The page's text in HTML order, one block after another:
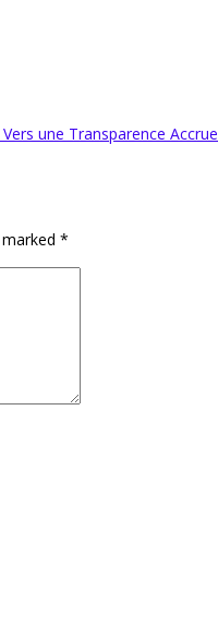
une Transparence Accrue
*